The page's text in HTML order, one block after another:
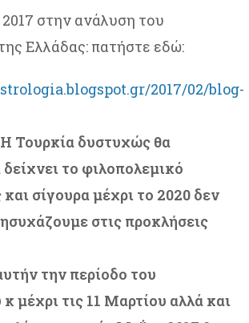
στην ανάλυση του
Ελλάδας: πατήστε εδώ:
2017/02/blog-
Τουρκία δυστυχώς θα
το φιλοπολεμικό
σίγουρα μέχρι το 2020 δεν
στις προκλήσεις
την περίοδο του
μέχρι τις 11 Μαρτίου αλλά και